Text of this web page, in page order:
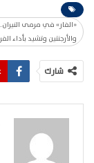
«الفار» في مرمى
والأرجنتين وتشيد بأداء
شارك